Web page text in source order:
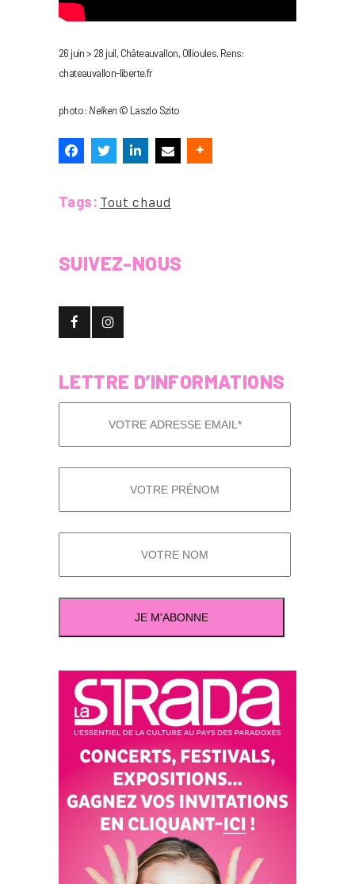
26 juin > 28 juil, Châteauvallon, Ollioules. Rens:
chateauvallon-liberte.fr
photo : Nelken© Laszlo Szito
Tags: Tout chaud
SUIVEZ-NOUS
LETTRE D’INFORMATIONS